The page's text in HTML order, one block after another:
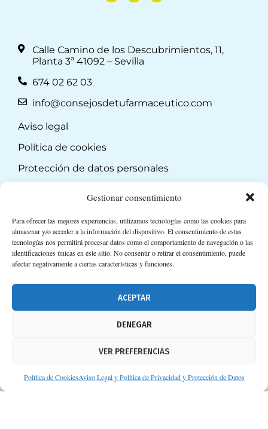
Gestionar consentimiento
Para ofrecer las mejores experiencias, utilizamos tecnologías como las cookies para
almacenar y/o acceder a la información del dispositivo. El consentimiento de estas
tecnologías nos permitirá procesar datos como el comportamiento de navegación o las
identificaciones únicas en este sitio. No consentir o retirar el consentimiento, puede
afectar negativamente a ciertas características y funciones.
ACEPTAR
DENEGAR
VER PREFERENCIAS
Política de CookiesAviso Legal y Política de Privacidad y Protección de Datos
Calle Camino de los Descubrimientos, 11,
Planta 3ª 41092 – Sevilla
674 02 62 03
info@consejosdetufarmaceutico.com
Aviso legal
Política de cookies
Protección de datos personales